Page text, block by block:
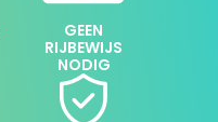
GEEN
RIJBEWIJS
NODIG